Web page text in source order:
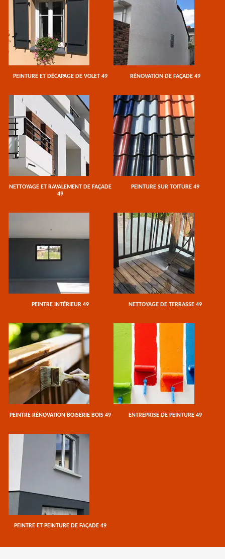
PEINTURE ET DÉCAPAGE DE VOLET 49 RÉNOVATION DE FAÇADE 49
NETTOYAGE ET RAVALEMENT DE FAÇADE
49
PEINTURE SUR TOITURE 49
PEINTRE INTÉRIEUR 49 NETTOYAGE DE TERRASSE 49
PEINTRE RÉNOVATION BOISERIE BOIS 49 ENTREPRISE DE PEINTURE 49
PEINTRE ET PEINTURE DE FAÇADE 49